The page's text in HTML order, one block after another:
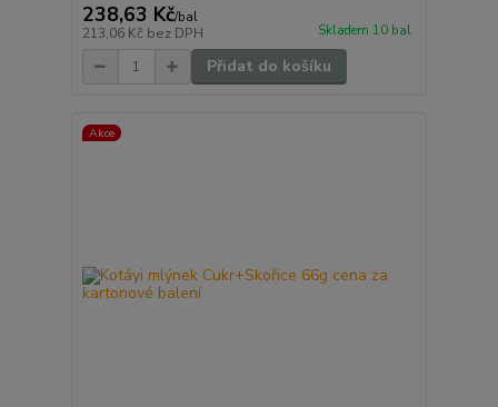
238,63 Kč/bal
213,06 Kč bez DPH Skladem 10 bal
Přidat do košíku
Akce